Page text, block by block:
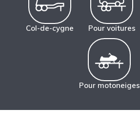
Col-de-cygne Pour voitures
Pour motoneiges